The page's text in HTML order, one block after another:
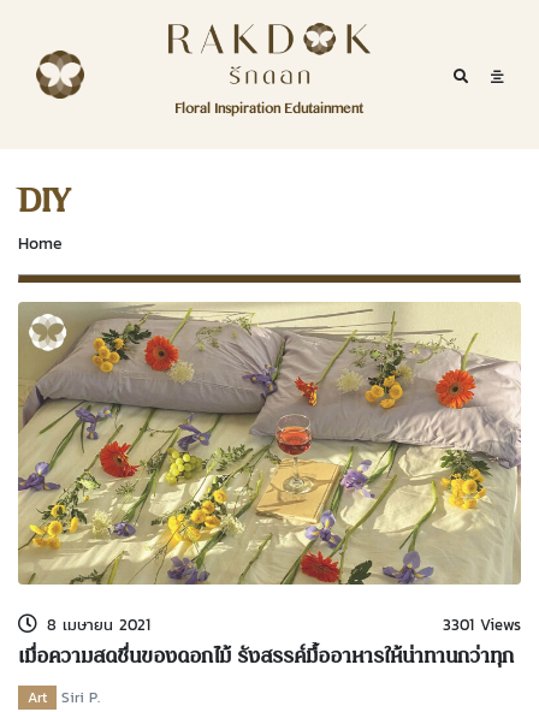
RakDok (รักดอก)
Floral Inspiration Edutainment
Mobile
RakDok
Menu
MAGAZINE
EDUTAINMENT
RAKDOK
MARKET
ABOUT
CONTACT
Channel Facebook
Twitter
Channel Youtube
DIY
Home
8 เมษายน 2021 3301 Views
เมื่อความสดชื่นของดอกไม้ รังสรรค์มื้ออาหารให้น่าทานกว่าทุก
ครั้ง
Art
Siri P.